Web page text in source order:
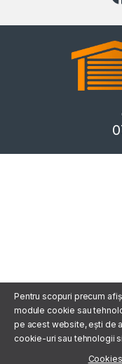
Pentru scopuri precum
module cookie sau
pe acest website, ești de
cookie-uri sau tehnologii